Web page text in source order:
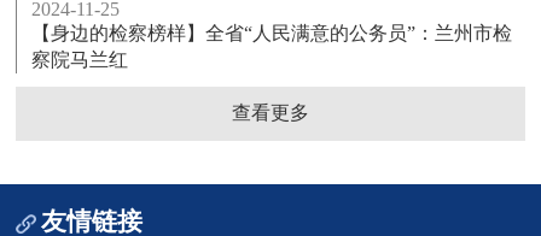
2024-11-25
【身边的检察榜样】全省“人民满意的公务员”：兰州市检
察院马兰红
查看更多
友情链接